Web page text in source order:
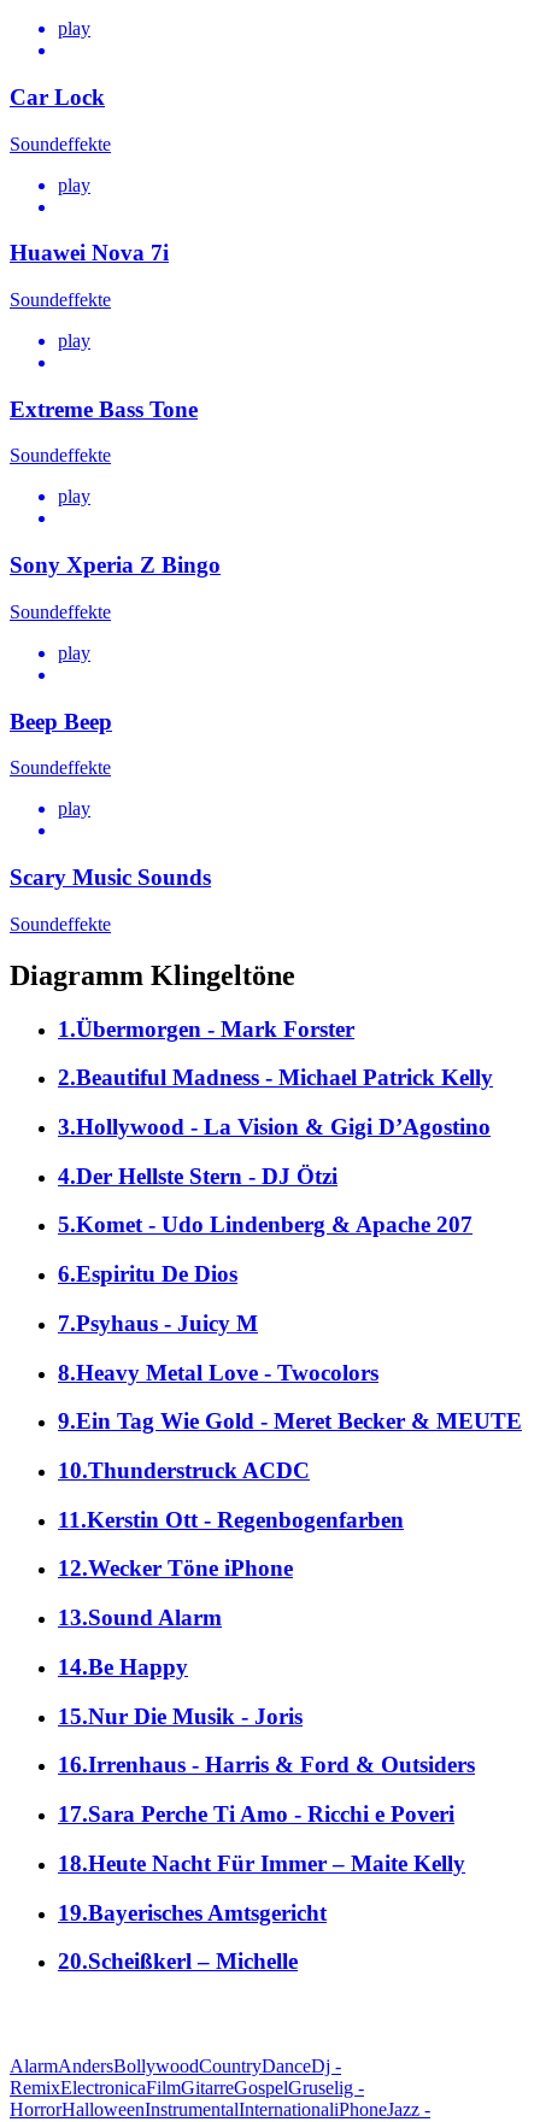
play
Car Lock
Soundeffekte
play
Huawei Nova 7i
Soundeffekte
play
Extreme Bass Tone
Soundeffekte
play
Sony Xperia Z Bingo
Soundeffekte
play
Beep Beep
Soundeffekte
play
Scary Music Sounds
Soundeffekte
Diagramm Klingeltöne
1.Übermorgen - Mark Forster
2.Beautiful Madness - Michael Patrick Kelly
3.Hollywood - La Vision & Gigi D’Agostino
4.Der Hellste Stern - DJ Ötzi
5.Komet - Udo Lindenberg & Apache 207
6.Espiritu De Dios
7.Psyhaus - Juicy M
8.Heavy Metal Love - Twocolors
9.Ein Tag Wie Gold - Meret Becker & MEUTE
10.Thunderstruck ACDC
11.Kerstin Ott - Regenbogenfarben
12.Wecker Töne iPhone
13.Sound Alarm
14.Be Happy
15.Nur Die Musik - Joris
16.Irrenhaus - Harris & Ford & Outsiders
17.Sara Perche Ti Amo - Ricchi e Poveri
18.Heute Nacht Für Immer – Maite Kelly
19.Bayerisches Amtsgericht
20.Scheißkerl – Michelle
AlarmAndersBollywoodCountryDanceDj -
RemixElectronicaFilmGitarreGospelGruselig -
HorrorHalloweenInstrumentalInternationaliPhoneJazz -